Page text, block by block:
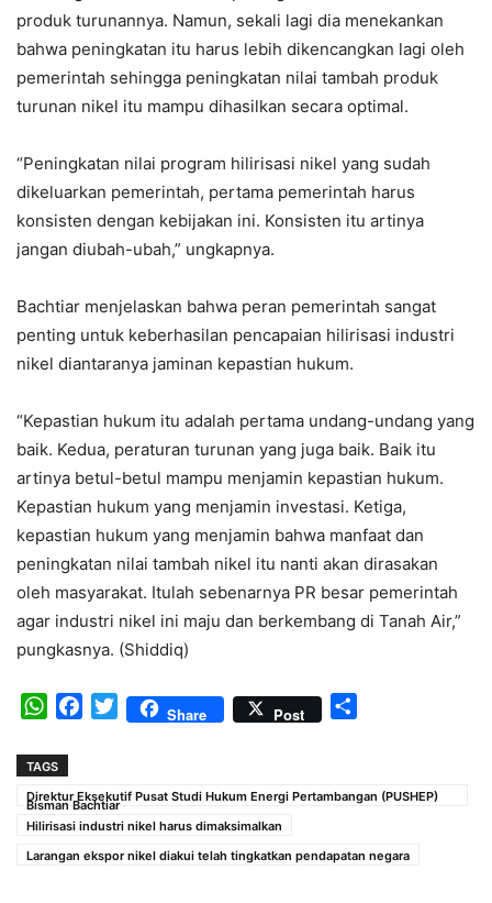
produk turunannya. Namun, sekali lagi dia menekankan
bahwa peningkatan itu harus lebih dikencangkan lagi oleh
pemerintah sehingga peningkatan nilai tambah produk
turunan nikel itu mampu dihasilkan secara optimal.
“Peningkatan nilai program hilirisasi nikel yang sudah
dikeluarkan pemerintah, pertama pemerintah harus
konsisten dengan kebijakan ini. Konsisten itu artinya
jangan diubah-ubah,” ungkapnya.
Bachtiar menjelaskan bahwa peran pemerintah sangat
penting untuk keberhasilan pencapaian hilirisasi industri
nikel diantaranya jaminan kepastian hukum.
“Kepastian hukum itu adalah pertama undang-undang yang
baik. Kedua, peraturan turunan yang juga baik. Baik itu
artinya betul-betul mampu menjamin kepastian hukum.
Kepastian hukum yang menjamin investasi. Ketiga,
kepastian hukum yang menjamin bahwa manfaat dan
peningkatan nilai tambah nikel itu nanti akan dirasakan
oleh masyarakat. Itulah sebenarnya PR besar pemerintah
agar industri nikel ini maju dan berkembang di Tanah Air,”
pungkasnya. (Shiddiq)
WhatsAppFacebook
TwitterShare Post
TAGS
Direktur Eksekutif Pusat Studi Hukum Energi Pertambangan (PUSHEP)
Bisman Bachtiar
Hilirisasi industri nikel harus dimaksimalkan
Larangan ekspor nikel diakui telah tingkatkan pendapatan negara